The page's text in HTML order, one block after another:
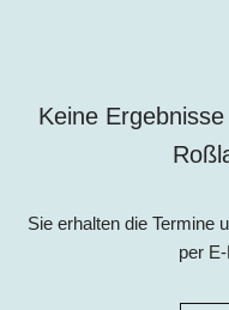
Keine
Sie erhalten die Termine
per